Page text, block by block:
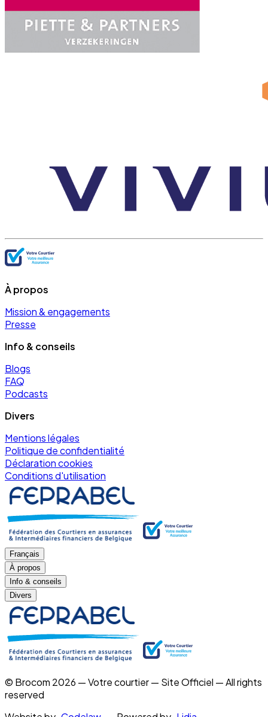
À propos
Mission & engagements
Presse
Info & conseils
Blogs
FAQ
Podcasts
Divers
Mentions légales
Politique de confidentialité
Déclaration cookies
Conditions d'utilisation
Français
À propos
Info & conseils
Divers
© Brocom 2026 — Votre courtier — Site Officiel — All rights
reserved